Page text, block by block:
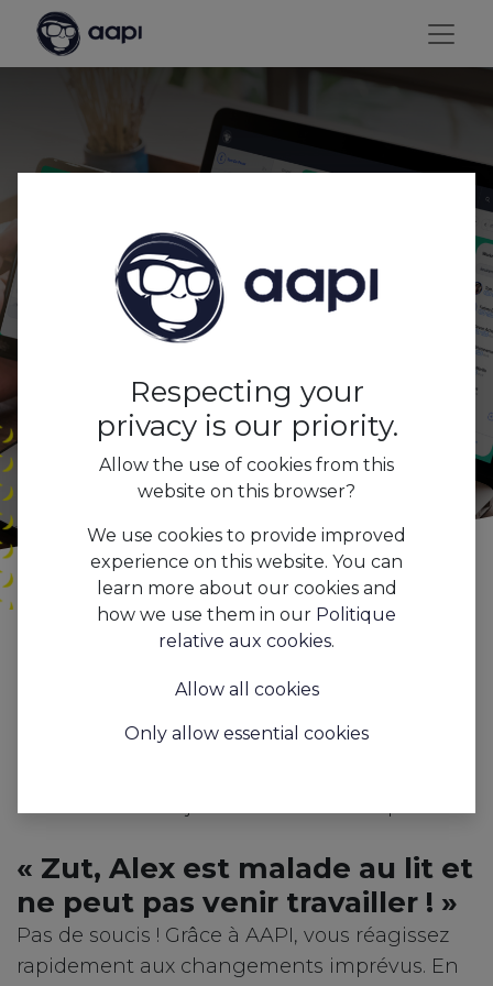
AAPI : Gérer les
absences n’a jamais été
aussi simple !
AAPI : Gérer les absences n’a jamais été aussi simple !
d’absence et choisissez directement un
« Zut, Alex est malade au lit et
ne peut pas venir travailler ! »
Pas de soucis ! Grâce à AAPI, vous réagissez
rapidement aux changements imprévus. En
Respecting your
privacy is our priority.
Allow the use of cookies from this
website on this browser?
We use cookies to provide improved
experience on this website. You can
learn more about our cookies and
how we use them in our Politique
relative aux cookies.
Allow all cookies
Only allow essential cookies